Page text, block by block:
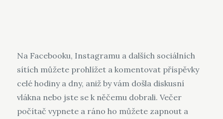
Na Facebooku, Instagramu a dalších sociálních
sítích můžete prohlížet a komentovat příspěvky
celé hodiny a dny, aniž by vám došla diskusní
vlákna nebo jste se k něčemu dobrali. Večer
počítač vypnete a ráno ho můžete zapnout a